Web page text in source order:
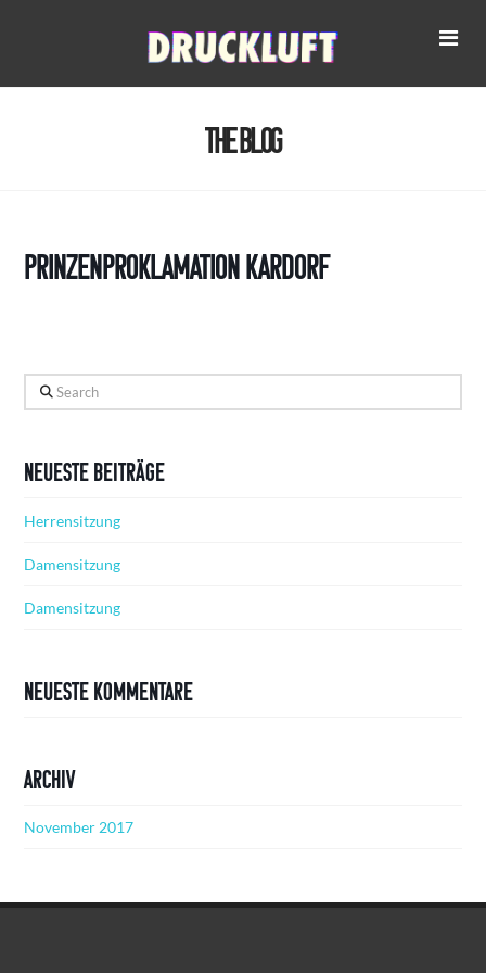
The Blog
Prinzenproklamation Kardorf
Search
Neueste Beiträge
Herrensitzung
Damensitzung
Damensitzung
Neueste Kommentare
Archiv
November 2017